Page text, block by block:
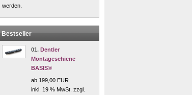
werden.
Bestseller
01. Dentler
Montageschiene
BASIS®
ab 199,00 EUR
inkl. 19 % MwSt. zzgl.